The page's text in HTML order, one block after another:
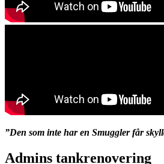
”Den som inte har en Smuggler får
Admins tankrenovering